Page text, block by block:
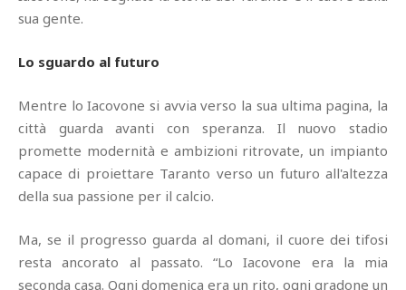
sua gente.
Lo sguardo al futuro
Mentre lo Iacovone si avvia verso la sua ultima pagina, la
città guarda avanti con speranza. Il nuovo stadio
promette modernità e ambizioni ritrovate, un impianto
capace di proiettare Taranto verso un futuro all'altezza
della sua passione per il calcio.
Ma, se il progresso guarda al domani, il cuore dei tifosi
resta ancorato al passato. “Lo Iacovone era la mia
seconda casa. Ogni domenica era un rito, ogni gradone un